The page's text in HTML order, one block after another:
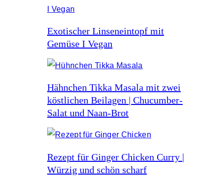
Exotischer Linseneintopf mit
Gemüse I Vegan
Hähnchen Tikka Masala mit zwei
köstlichen Beilagen | Chucumber-
Salat und Naan-Brot
Rezept für Ginger Chicken Curry |
Würzig und schön scharf